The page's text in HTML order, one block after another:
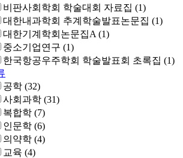
비판사회학회 학술대회 자료집 (1)
대한내과학회 추계학술발표논문집 (1)
대한기계학회논문집A (1)
중소기업연구 (1)
한국항공우주학회 학술발표회 초록집 (1)
공학 (32)
사회과학 (31)
복합학 (7)
인문학 (6)
의약학 (4)
교육 (4)